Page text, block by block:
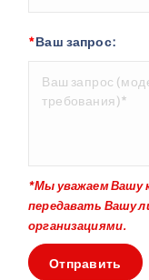
*Ваш запрос:
*Мы уважаем Вашу
передавать Вашу
организациями.